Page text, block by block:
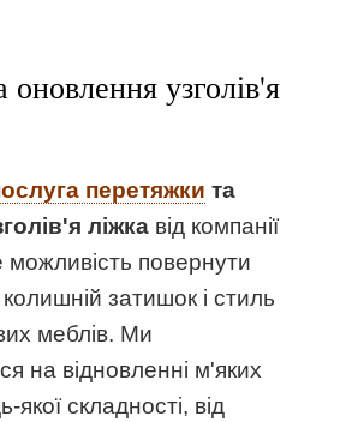
узголів'я
перетяжки та
ліжка від компанії
повернути
затишок і стиль
меблів. Ми
на відновленні м'яких
якої складності, від